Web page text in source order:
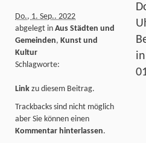
Do., 1. Sep.. 2022
abgelegt in Aus Städten und
Gemeinden, Kunst und
Kultur
Schlagworte:
Link zu diesem Beitrag.
Trackbacks sind nicht möglich
aber Sie können einen
Kommentar hinterlassen.